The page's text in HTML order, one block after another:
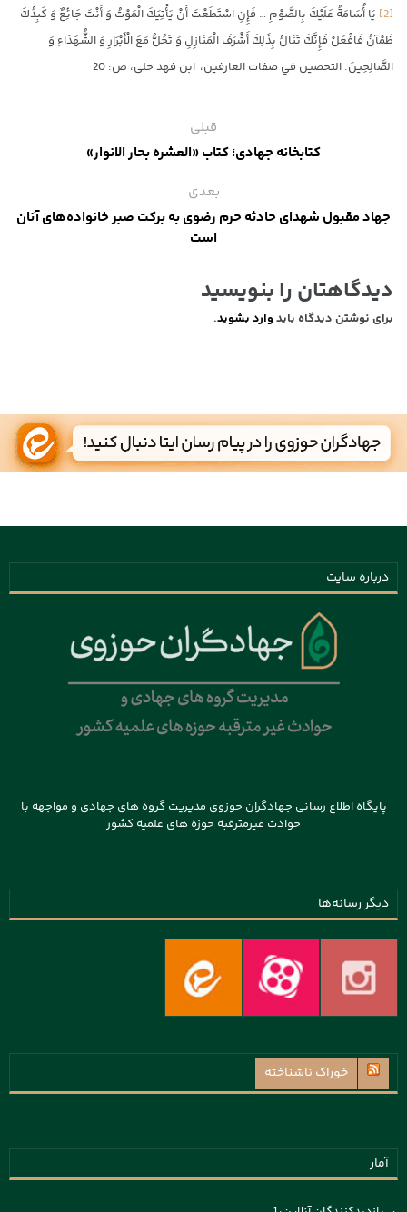
[2]
يَا أُسَامَةُ عَلَيْكَ بِالصَّوْمِ‏ … فَإِنِ اسْتَطَعْتَ أَنْ يَأْتِيَكَ الْمَوْتُ وَ أَنْتَ جَائِعٌ وَ كَبِدُكَ
ظَمْآنُ فَافْعَلْ فَإِنَّكَ تَنَالُ بِذَلِكَ أَشْرَفَ الْمَنَازِلِ وَ تَحُلُّ مَعَ الْأَبْرَارِ وَ الشُّهَدَاءِ وَ
الصَّالِحِينَ. التحصين في صفات العارفين، ابن فهد حلى، ص: 20
قبلی
کتابخانه جهادی؛ کتاب «العشره بحار الانوار»
بعدی
جهاد مقبول شهدای حادثه حرم رضوی به برکت صبر خانواده‌‎های آنان
است
دیدگاهتان را بنویسید
برای نوشتن دیدگاه باید وارد بشوید.
درباره سایت
پایگاه اطلاع رسانی جهادگران حوزوی مدیریت گروه های جهادی و مواجهه با
حوادث غیرمترقبه حوزه های علمیه کشور
دیگر رسانه‌ها
خوراک ناشناخته
آمار